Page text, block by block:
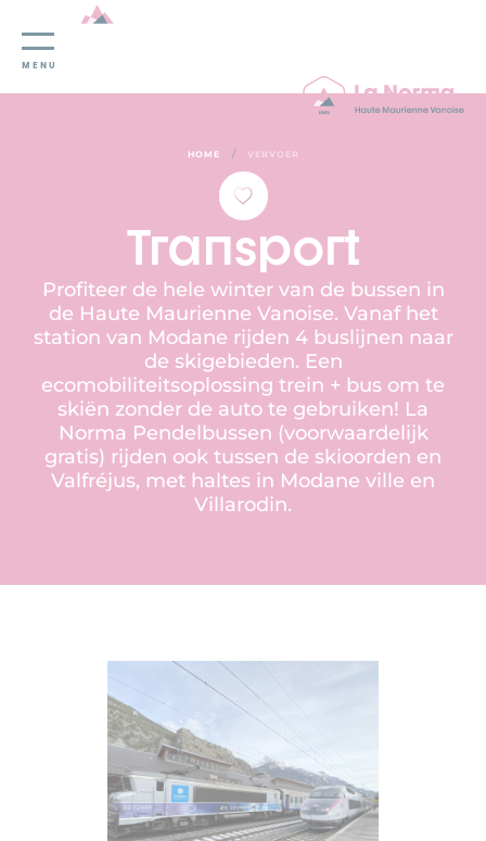
Cookies beheer paneel
MENU
HOME / VERVOER
Transport
Profiteer de hele winter van de bussen in
de Haute Maurienne Vanoise. Vanaf het
station van Modane rijden 4 buslijnen naar
de skigebieden. Een
ecomobiliteitsoplossing trein + bus om te
skiën zonder de auto te gebruiken! La
Norma Pendelbussen (voorwaardelijk
gratis) rijden ook tussen de skioorden en
Valfréjus, met haltes in Modane ville en
Villarodin.